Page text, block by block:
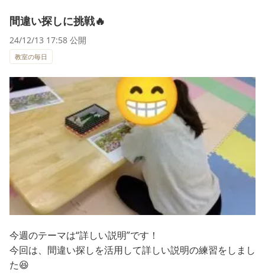
間違い探しに挑戦🔥
24/12/13 17:58 公開
教室の毎日
今週のテーマは“詳しい説明”です！
今回は、間違い探しを活用して詳しい説明の練習をしまし
た😆